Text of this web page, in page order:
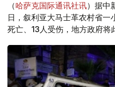
（哈萨克国际通讯社讯）据中
日，叙利亚大马士革农村省一
死亡、13人受伤，地方政府将